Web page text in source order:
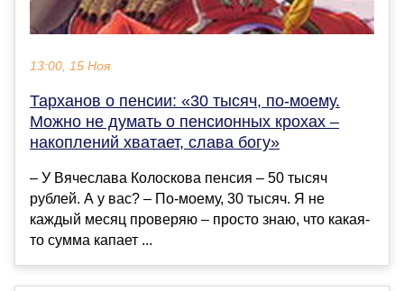
13:00, 15 Ноя
Тарханов о пенсии: «30 тысяч, по-моему.
Можно не думать о пенсионных крохах –
накоплений хватает, слава богу»
– У Вячеслава Колоскова пенсия – 50 тысяч
рублей. А у вас? – По-моему, 30 тысяч. Я не
каждый месяц проверяю – просто знаю, что какая-
то сумма капает ...